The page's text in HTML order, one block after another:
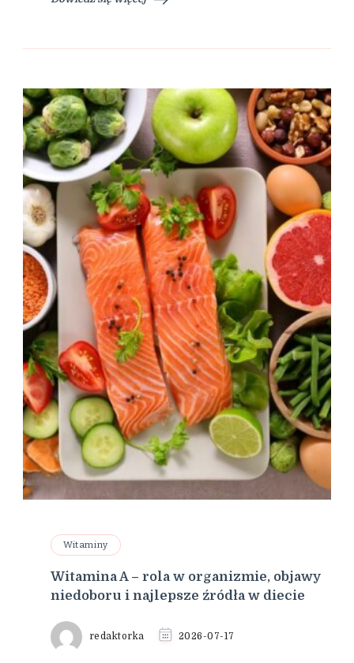
Witaminy
Witamina A – rola w organizmie, objawy
niedoboru i najlepsze źródła w diecie
redaktorka 2026-07-17